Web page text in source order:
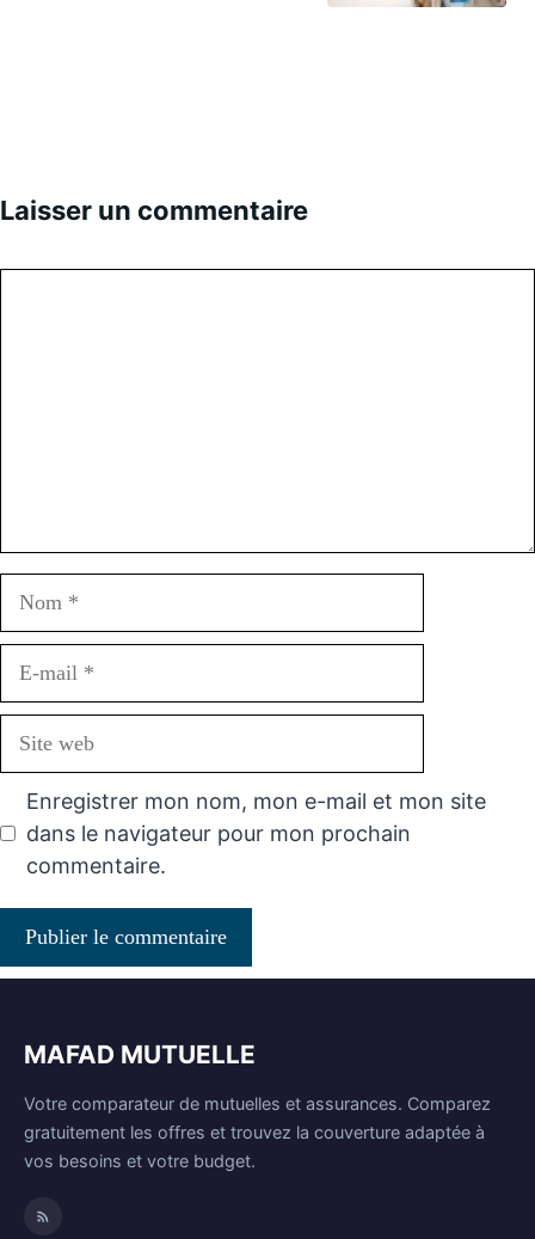
Laisser un commentaire
Enregistrer mon nom, mon e-mail et mon site
dans le navigateur pour mon prochain
commentaire.
MAFAD MUTUELLE
Votre comparateur de mutuelles et assurances. Comparez
gratuitement les offres et trouvez la couverture adaptée à
vos besoins et votre budget.